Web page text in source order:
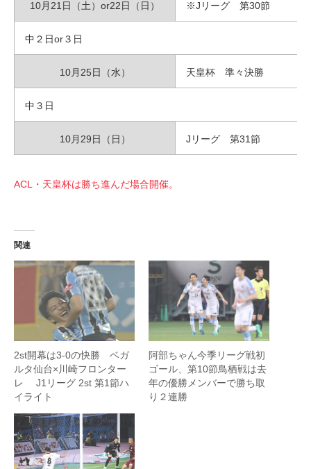
10月21日（土）or22日（日） ※Jリーグ 第30節
中２日or３日
10月25日（水） 天皇杯 準々決勝
中３日
10月29日（日） Jリーグ 第31節
ACL・天皇杯は勝ち進んだ場合開催。
関連
2st開幕は3-0の快勝 ベガ
ルタ仙台×川崎フロンター
レ J1リーグ 2st 第1節ハ
イライト
阿部ちゃん今季リーグ戦初
ゴール、第10節鳥栖戦は去
年の優勝メンバーで勝ち取
り２連勝